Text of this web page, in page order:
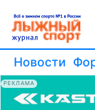
Новости
РЕКЛАМА